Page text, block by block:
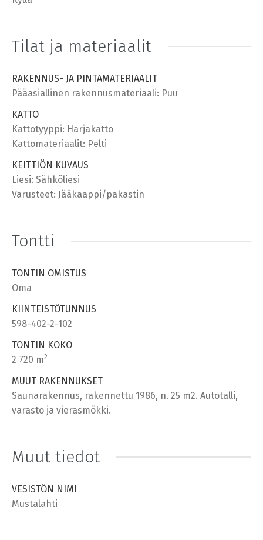
Tilat ja materiaalit
RAKENNUS- JA PINTAMATERIAALIT
Pääasiallinen rakennusmateriaali: Puu
KATTO
Kattotyyppi: Harjakatto
Kattomateriaalit: Pelti
KEITTIÖN KUVAUS
Liesi: Sähköliesi
Varusteet: Jääkaappi/pakastin
Tontti
TONTIN OMISTUS
Oma
KIINTEISTÖTUNNUS
598-402-2-102
TONTIN KOKO
2 720 m2
MUUT RAKENNUKSET
Saunarakennus, rakennettu 1986, n. 25 m2. Autotalli,
varasto ja vierasmökki.
Muut tiedot
VESISTÖN NIMI
Mustalahti